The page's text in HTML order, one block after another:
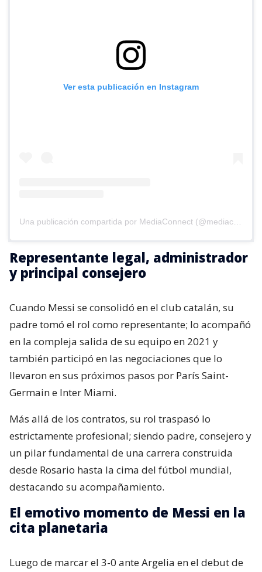
Ver esta publicación en Instagram
Representante legal, administrador
y principal consejero
Cuando Messi se consolidó en el club catalán, su
padre tomó el rol como representante; lo acompañó
en la compleja salida de su equipo en 2021 y
también participó en las negociaciones que lo
llevaron en sus próximos pasos por París Saint-
Germain e Inter Miami.
Más allá de los contratos, su rol traspasó lo
estrictamente profesional; siendo padre, consejero y
un pilar fundamental de una carrera construida
desde Rosario hasta la cima del fútbol mundial,
destacando su acompañamiento.
El emotivo momento de Messi en la
cita planetaria
Luego de marcar el 3-0 ante Argelia en el debut de